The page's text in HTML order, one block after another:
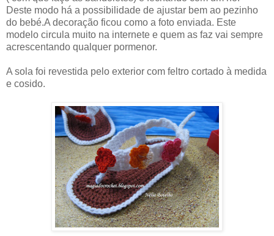
Deste modo há a possibilidade de ajustar bem ao pezinho
do bebé.A decoração ficou como a foto enviada. Este
modelo circula muito na internete e quem as faz vai sempre
acrescentando qualquer pormenor.
A sola foi revestida pelo exterior com feltro cortado à medida
e cosido.